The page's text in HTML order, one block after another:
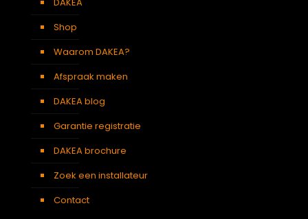
Shop
Waarom DAKEA?
Afspraak maken
DAKEA blog
Garantie registratie
DAKEA brochure
Zoek een installateur
Contact